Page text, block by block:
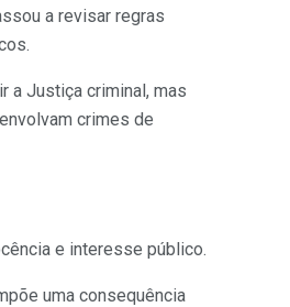
a revisar regras
a Justiça criminal, mas
crimes de
e interesse público.
uma consequência